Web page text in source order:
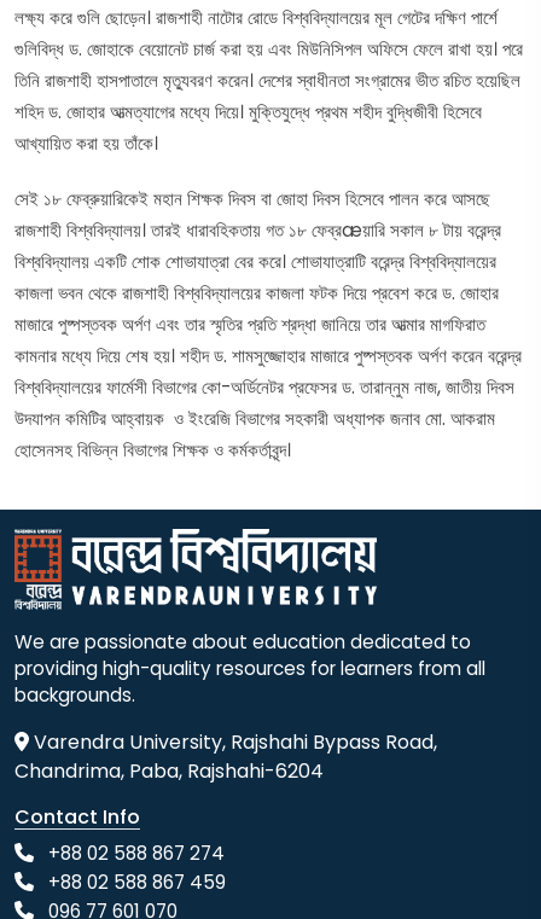
লক্ষ্য করে গুলি ছোড়েন। রাজশাহী নাটোর রোডে বিশ্ববিদ্যালয়ের মূল গেটের দক্ষিণ পার্শে
গুলিবিদ্ধ ড. জোহাকে বেয়োনেট চার্জ করা হয় এবং মিউনিসিপল অফিসে ফেলে রাখা হয়। পরে
তিনি রাজশাহী হাসপাতালে মৃত্যুবরণ করেন। দেশের স্বাধীনতা সংগ্রামের ভীত রচিত হয়েছিল
শহিদ ড. জোহার আত্মত্যাগের মধ্যে দিয়ে। মুক্তিযুদ্ধে প্রথম শহীদ বুদ্ধিজীবী হিসেবে
আখ্যায়িত করা হয় তাঁকে।
সেই ১৮ ফেব্রুয়ারিকেই মহান শিক্ষক দিবস বা জোহা দিবস হিসেবে পালন করে আসছে
রাজশাহী বিশ্ববিদ্যালয়। তারই ধারাবহিকতায় গত ১৮ ফেব্রæয়ারি সকাল ৮ টায় বরেন্দ্র
বিশ্ববিদ্যালয় একটি শোক শোভাযাত্রা বের করে। শোভাযাত্রাটি বরেন্দ্র বিশ্ববিদ্যালয়ের
কাজলা ভবন থেকে রাজশাহী বিশ্ববিদ্যালয়ের কাজলা ফটক দিয়ে প্রবেশ করে ড. জোহার
মাজারে পুষ্পস্তবক অর্পণ এবং তার স্মৃতির প্রতি শ্রদ্ধা জানিয়ে তার আত্মার মাগফিরাত
কামনার মধ্যে দিয়ে শেষ হয়। শহীদ ড. শামসুজ্জোহার মাজারে পুষ্পস্তবক অর্পণ করেন বরেন্দ্র
বিশ্ববিদ্যালয়ের ফার্মেসী বিভাগের কো-অর্ডিনেটর প্রফেসর ড. তারান্নুম নাজ, জাতীয় দিবস
উদযাপন কমিটির আহ্বায়ক ও ইংরেজি বিভাগের সহকারী অধ্যাপক জনাব মো. আকরাম
হোসেনসহ বিভিন্ন বিভাগের শিক্ষক ও কর্মকর্তাবৃন্দ।
We are passionate about education dedicated to
providing high-quality resources for learners from all
backgrounds.
Varendra University, Rajshahi Bypass Road,
Chandrima, Paba, Rajshahi-6204
Contact Info
+88 02 588 867 274
+88 02 588 867 459
096 77 601 070